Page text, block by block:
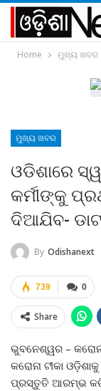
Home ମୁଖ୍ୟ ଖବର
ମୁଖ୍ୟ ଖବର
ଓଡିଶାରେ
କର୍ମୀଙ୍କୁ
ଦିଆଯିବ-
By Odishanext
0
739
Share
ଭୁବନେଶ୍ୱର –
କରୋନା ଟୀକା
ପ୍ରସ୍ତୁତି ଆରମ୍ଭ